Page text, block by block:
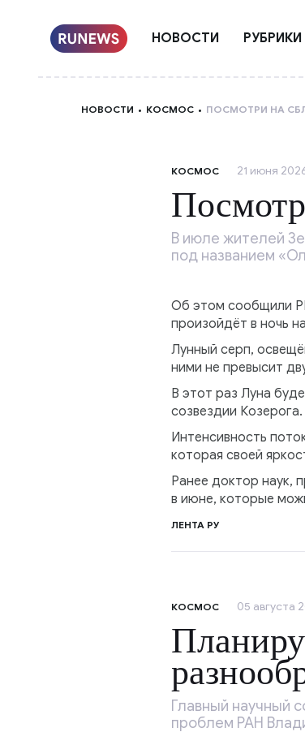
НОВОСТИ РУБРИКИ
НОВОСТИ КОСМОС ПОСМОТРИ НА
КОСМОС 21 июня
В июле жителей
под названием
Об этом сообщили
произойдёт в ночь
Лунный серп,
ними не превысит
В этот раз Луна
созвездии
Интенсивность
которая своей
Ранее доктор наук,
в июне, которые
ЛЕНТА РУ
КОСМОС 05 августа
Главный научный
проблем РАН